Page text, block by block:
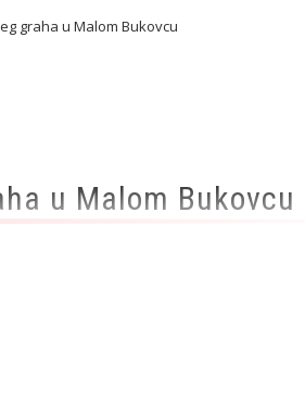
graha u Malom Bukovcu
u Malom Bukovcu